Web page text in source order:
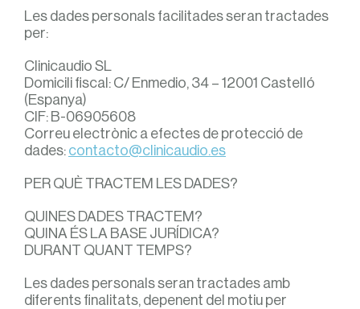
Les dades personals facilitades seran tractades
per:
Clinicaudio SL
Domicili fiscal: C/ Enmedio, 34 – 12001 Castelló
(Espanya)
CIF: B-06905608
Correu electrònic a efectes de protecció de
dades: contacto@clinicaudio.es
PER QUÈ TRACTEM LES DADES?
QUINES DADES TRACTEM?
QUINA ÉS LA BASE JURÍDICA?
DURANT QUANT TEMPS?
Les dades personals seran tractades amb
diferents finalitats, depenent del motiu per